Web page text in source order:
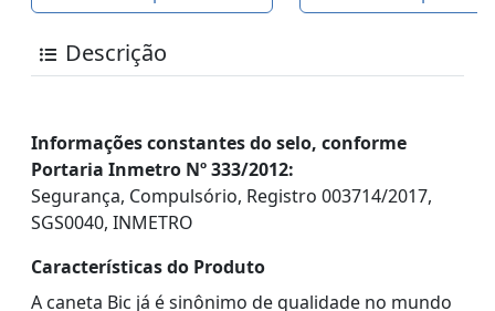
Descrição
Informações constantes do selo, conforme
Portaria Inmetro Nº 333/2012:
Segurança, Compulsório, Registro 003714/2017,
SGS0040, INMETRO
Características do Produto
A caneta Bic já é sinônimo de qualidade no mundo